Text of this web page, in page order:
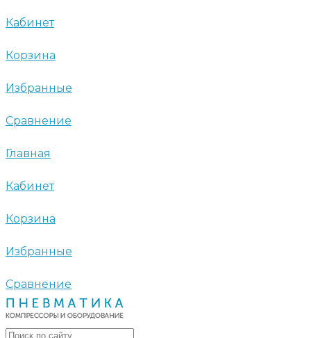
Кабинет
Корзина
Избранные
Сравнение
Главная
Кабинет
Корзина
Избранные
Сравнение